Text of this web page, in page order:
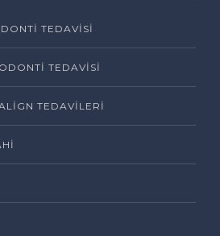
TEDAVISI
TEDAVISI
TEDAVILERI